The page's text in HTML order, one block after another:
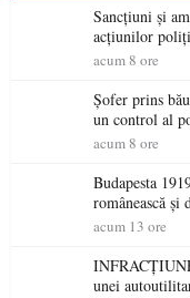
Sancțiuni și
acțiunilor
acum 8 ore
Șofer prins
un control al
acum 8 ore
Budapesta
românească
militare ale
acum 13 ore
unei